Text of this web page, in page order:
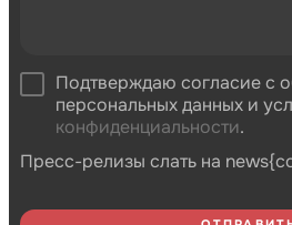
Подтверждаю согласие с
персональных данных и
конфиденциальности.
Пресс-релизы слать на